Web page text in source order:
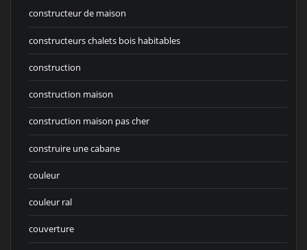
constructeur de maison
constructeurs chalets bois habitables
construction
construction maison
construction maison pas cher
construire une cabane
couleur
couleur ral
couverture